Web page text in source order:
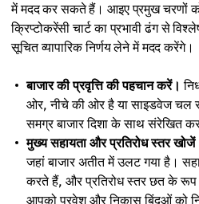
में मदद कर सकते हैं। आइए प्रमुख चरणों
क्रिप्टोकरेंसी चार्ट का प्रभावी ढंग से
सूचित व्यापारिक निर्णय लेने में मदद करेंगे।
बाजार की प्रवृत्ति की पहचान करें।
ओर, नीचे की ओर है या साइडवेज चल
समग्र बाजार दिशा के साथ संरेखित
मुख्य सहायता और प्रतिरोध स्तर
जहां बाजार अतीत में उलट गया है।
करते हैं, और प्रतिरोध स्तर छत के
आपको प्रवेश और निकास बिंदुओं को